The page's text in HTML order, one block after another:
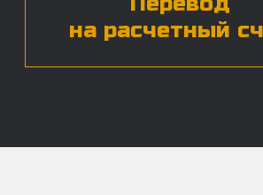
ЧАСТЫЕ ВОПРОСЫ